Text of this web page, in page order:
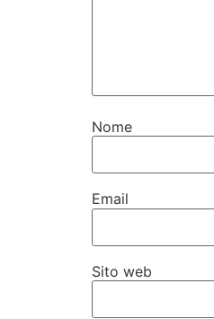
Nome
Email
Sito web